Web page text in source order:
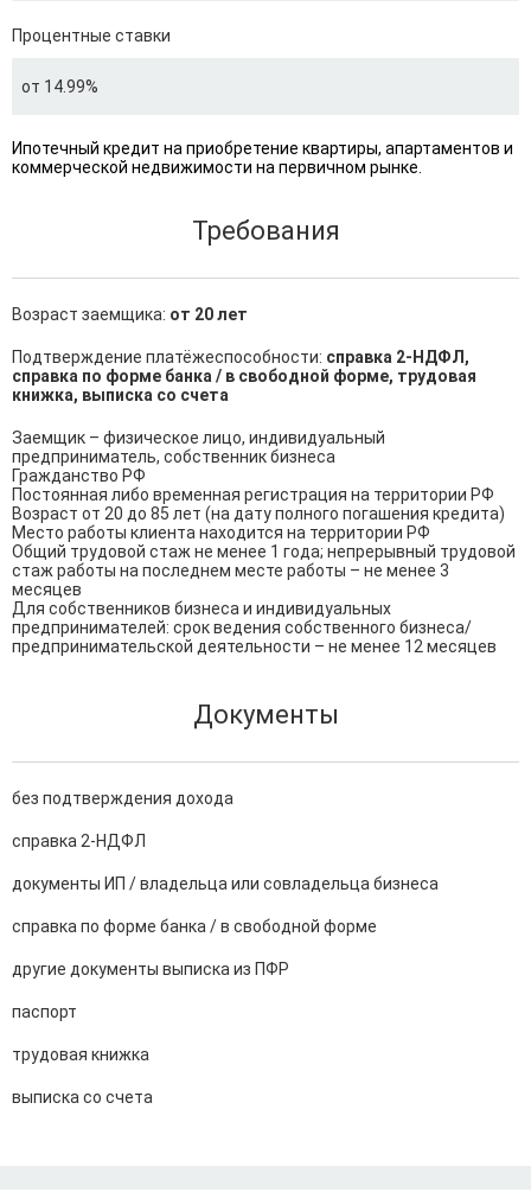
Процентные ставки
от 14.99%
Ипотечный кредит на приобретение квартиры, апартаментов и
коммерческой недвижимости на первичном рынке.
Требования
Возраст заемщика: от 20 лет
Подтверждение платёжеспособности: справка 2-НДФЛ,
справка по форме банка / в свободной форме, трудовая
книжка, выписка со счета
Заемщик – физическое лицо, индивидуальный
предприниматель, собственник бизнеса
Гражданство РФ
Постоянная либо временная регистрация на территории РФ
Возраст от 20 до 85 лет (на дату полного погашения кредита)
Место работы клиента находится на территории РФ
Общий трудовой стаж не менее 1 года; непрерывный трудовой
стаж работы на последнем месте работы – не менее 3
месяцев
Для собственников бизнеса и индивидуальных
предпринимателей: срок ведения собственного бизнеса/
предпринимательской деятельности – не менее 12 месяцев
Документы
без подтверждения дохода
справка 2-НДФЛ
документы ИП / владельца или совладельца бизнеса
справка по форме банка / в свободной форме
другие документы выписка из ПФР
паспорт
трудовая книжка
выписка со счета